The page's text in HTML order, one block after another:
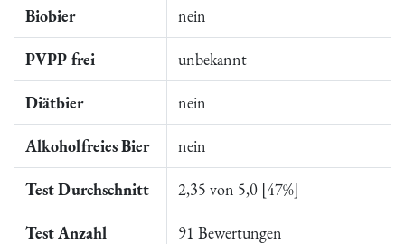
Biobier nein
PVPP frei unbekannt
Diätbier nein
Alkoholfreies Bier nein
Test Durchschnitt 2,35 von 5,0 [47%]
Test Anzahl 91 Bewertungen